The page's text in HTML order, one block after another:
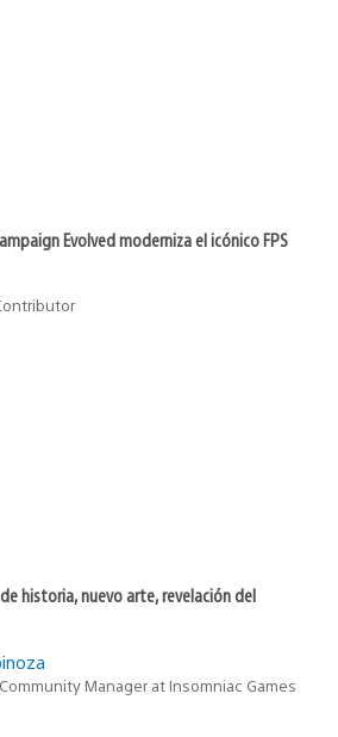
Evolved moderniza el icónico FPS
historia, nuevo arte, revelación del
Manager at Insomniac Games